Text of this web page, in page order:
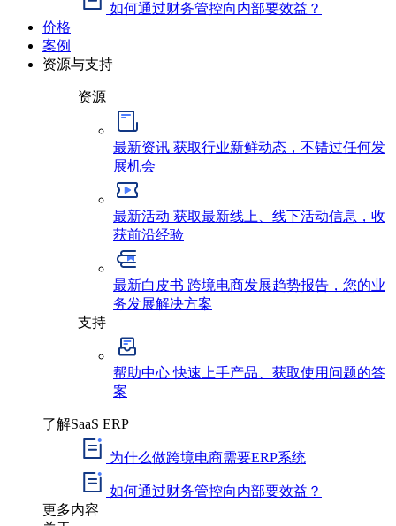
如何通过财务管控向内部要效益？
价格
案例
资源与支持
资源
最新资讯 获取行业新鲜动态，不错过任何发
展机会
最新活动 获取最新线上、线下活动信息，收
获前沿经验
最新白皮书 跨境电商发展趋势报告，您的业
务发展解决方案
支持
帮助中心快速上手产品、获取使用问题的答
案
了解SaaS ERP
为什么做跨境电商需要ERP系统
如何通过财务管控向内部要效益？
更多内容